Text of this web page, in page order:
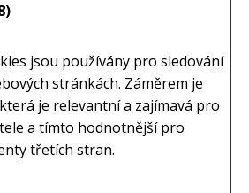
jsou používány pro sledování
stránkách. Záměrem je
je relevantní a zajímavá pro
a tímto hodnotnější pro
třetích stran.